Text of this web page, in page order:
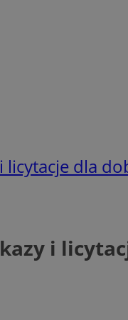
licytacje dla
i